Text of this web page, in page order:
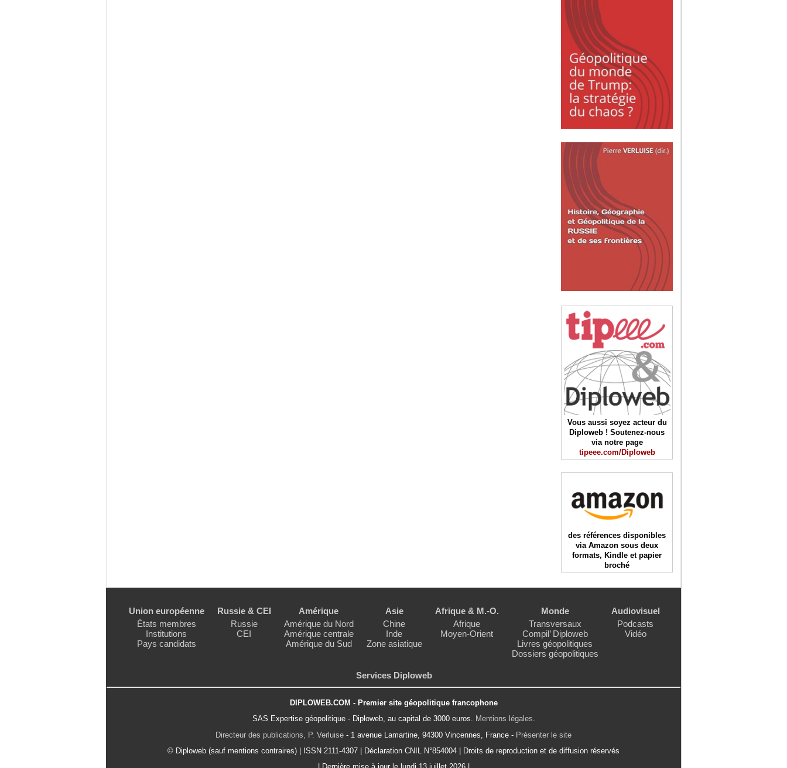
Vous aussi soyez acteur du
Diploweb ! Soutenez-nous
via notre page
tipeee.com/Diploweb
des références disponibles
via Amazon sous deux
formats, Kindle et papier
broché
Union européenne
États membres
Institutions
Pays candidats
Russie & CEI
Russie
CEI
Amérique
Amérique du Nord
Amérique centrale
Amérique du Sud
Asie
Chine
Inde
Zone asiatique
Afrique & M.-O.
Afrique
Moyen-Orient
Monde
Transversaux
Compil’ Diploweb
Livres géopolitiques
Dossiers géopolitiques
Audiovisuel
Podcasts
Vidéo
Services Diploweb
DIPLOWEB.COM - Premier site géopolitique francophone
SAS Expertise géopolitique - Diploweb, au capital de 3000 euros. Mentions légales.
Directeur des publications, P. Verluise - 1 avenue Lamartine, 94300 Vincennes, France - Présenter le site
© Diploweb (sauf mentions contraires) | ISSN 2111-4307 | Déclaration CNIL N°854004 | Droits de reproduction et de diffusion réservés